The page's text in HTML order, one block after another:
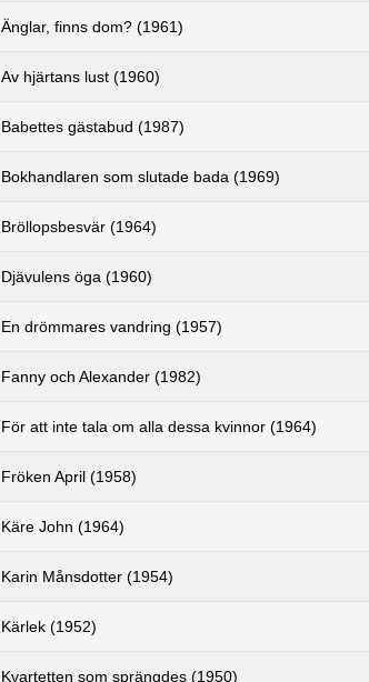
Änglar, finns dom? (1961)
Av hjärtans lust (1960)
Babettes gästabud (1987)
Bokhandlaren som slutade bada (1969)
Bröllopsbesvär (1964)
Djävulens öga (1960)
En drömmares vandring (1957)
Fanny och Alexander (1982)
För att inte tala om alla dessa kvinnor (1964)
Fröken April (1958)
Käre John (1964)
Karin Månsdotter (1954)
Kärlek (1952)
Kvartetten som sprängdes (1950)